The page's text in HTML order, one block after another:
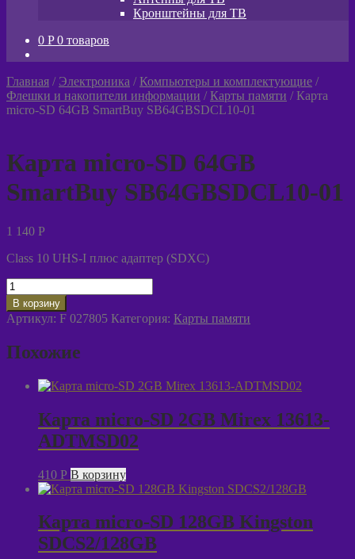
Кронштейны для ТВ
0 P 0 товаров
Главная / Электроника /Компьютеры и комплектующие /
Флешки и накопители информации /Карты памяти /Карта
micro-SD 64GB SmartBuy SB64GBSDCL10-01
Карта micro-SD 64GB
SmartBuy SB64GBSDCL10-01
1 140 P
Class 10 UHS-I плюс адаптер (SDXC)
Количество
товара
Карта
micro-
64GB
SB64GBSDCL10-
В корзину
Артикул: F 027805 Категория: Карты памяти
Похожие
Карта micro-SD 2GB Mirex 13613-
ADTMSD02
410 P В корзину
Карта micro-SD 128GB Kingston
SDCS2/128GB